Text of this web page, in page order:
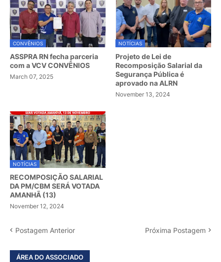
CONVÊNIOS
ASSPRA RN fecha parceria
com a VCV CONVÊNIOS
March 07, 2025
NOTÍCIAS
Projeto de Lei de
Recomposição Salarial da
Segurança Pública é
aprovado na ALRN
November 13, 2024
NOTÍCIAS
RECOMPOSIÇÃO SALARIAL
DA PM/CBM SERÁ VOTADA
AMANHÃ (13)
November 12, 2024
Postagem Anterior Próxima Postagem
ÁREA DO ASSOCIADO